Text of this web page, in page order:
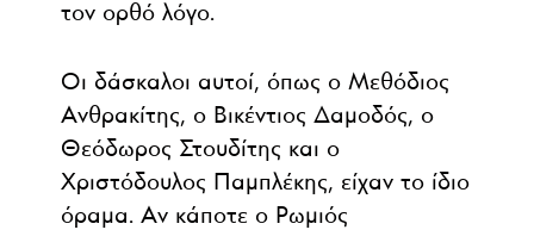
τον ορθό λόγο.
Οι δάσκαλοι αυτοί, όπως ο Μεθόδιος
Ανθρακίτης, ο Βικέντιος Δαμοδός, ο
Θεόδωρος Στουδίτης και ο
Χριστόδουλος Παμπλέκης, είχαν το ίδιο
όραμα. Αν κάποτε ο Ρωμιός